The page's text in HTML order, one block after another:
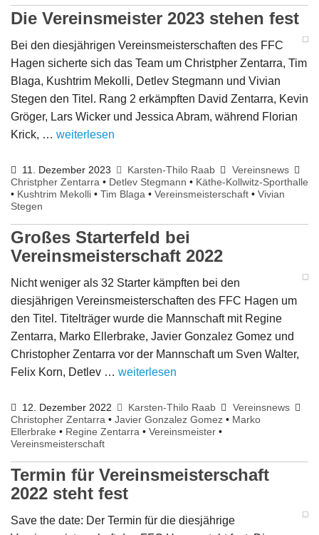
Die Vereinsmeister 2023 stehen fest
Bei den diesjährigen Vereinsmeisterschaften des FFC
Hagen sicherte sich das Team um Christpher Zentarra, Tim
Blaga, Kushtrim Mekolli, Detlev Stegmann und Vivian
Stegen den Titel. Rang 2 erkämpften David Zentarra, Kevin
Gröger, Lars Wicker und Jessica Abram, während Florian
Krick, … weiterlesen
11. Dezember 2023 Karsten-Thilo Raab
Vereinsnews
Christpher Zentarra • Detlev Stegmann • Käthe-Kollwitz-Sporthalle
• Kushtrim Mekolli • Tim Blaga • Vereinsmeisterschaft • Vivian
Stegen
Großes Starterfeld bei
Vereinsmeisterschaft 2022
Nicht weniger als 32 Starter kämpften bei den
diesjährigen Vereinsmeisterschaften des FFC Hagen um
den Titel. Titelträger wurde die Mannschaft mit Regine
Zentarra, Marko Ellerbrake, Javier Gonzalez Gomez und
Christopher Zentarra vor der Mannschaft um Sven Walter,
Felix Korn, Detlev … weiterlesen
12. Dezember 2022 Karsten-Thilo Raab
Vereinsnews
Christopher Zentarra • Javier Gonzalez Gomez • Marko
Ellerbrake • Regine Zentarra • Vereinsmeister •
Vereinsmeisterschaft
Termin für Vereinsmeisterschaft
2022 steht fest
Save the date: Der Termin für die diesjährige